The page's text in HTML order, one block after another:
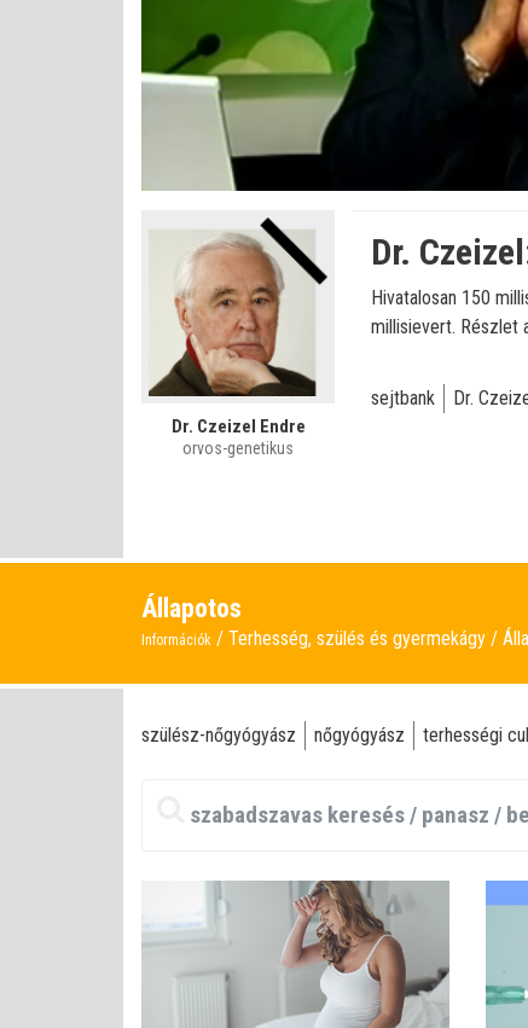
Némítás
kikapcsolva
0%
Dr. Czeizel Endre
orvos-genetikus
Dr.
Hivatalosan 150
millisievert. Részlet
sejtbank Dr.
Állapotos
Információk Terhesség, szülés és gyermekágy
szülész-nőgyógyász nőgyógyász terhességi